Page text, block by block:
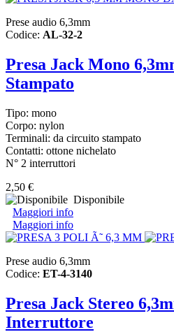
Prese audio 6,3mm
Codice: AL-32-2
Presa Jack Mono
Stampato
Tipo: mono
Corpo: nylon
Terminali: da circuito stampato
Contatti: ottone nichelato
N° 2 interruttori
2,50 €
Disponibile
Maggiori info
Maggiori info
Prese audio 6,3mm
Codice: ET-4-3140
Presa Jack Stereo
Interruttore